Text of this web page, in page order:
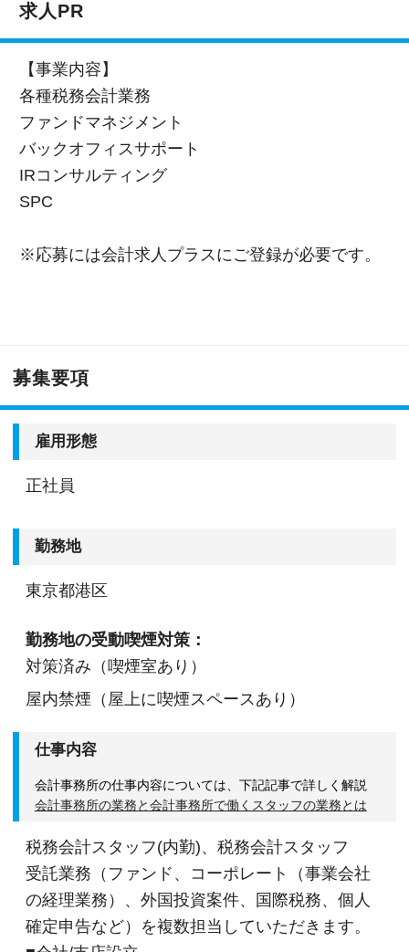
求人PR
【事業内容】
各種税務会計業務
ファンドマネジメント
バックオフィスサポート
IRコンサルティング
SPC
※応募には会計求人プラスにご登録が必要です。
募集要項
雇用形態
正社員
勤務地
東京都港区
勤務地の受動喫煙対策：
対策済み（喫煙室あり）
屋内禁煙（屋上に喫煙スペースあり）
仕事内容
会計事務所の仕事内容については、下記記事で詳しく解説
会計事務所の業務と会計事務所で働くスタッフの業務とは
税務会計スタッフ(内勤)、税務会計スタッフ
受託業務（ファンド、コーポレート（事業会社
の経理業務）、外国投資案件、国際税務、個人
確定申告など）を複数担当していただきます。